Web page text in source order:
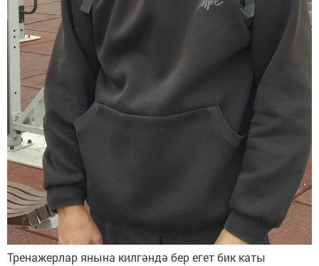
Тренажерлар янына килгәндә бер егет бик каты